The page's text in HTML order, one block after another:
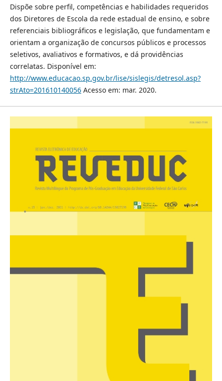
Dispõe sobre perfil, competências e habilidades requeridos
dos Diretores de Escola da rede estadual de ensino, e sobre
referenciais bibliográficos e legislação, que fundamentam e
orientam a organização de concursos públicos e processos
seletivos, avaliativos e formativos, e dá providências
correlatas. Disponível em:
http://www.educacao.sp.gov.br/lise/sislegis/detresol.asp?
strAto=201610140056Acesso em: mar. 2020.